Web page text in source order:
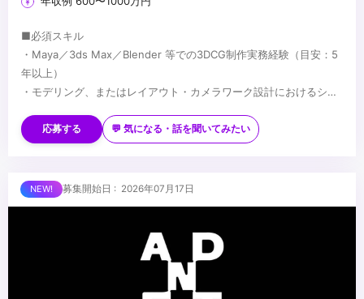
■必須スキル
・Maya／3ds Max／Blender 等での3DCG制作実務経験（目安：5
年以上）
・モデリング、またはレイアウト・カメラワーク設計におけるシニ
・映像制作パイプラインの理解
・長編映像・ハイエンドCG・没入型コンテンツでの実務経験
・Houdini／Geometry Nodes 等を用いたプロシージャルワークフ
・Unreal Engine／Unity 等のリアルタイムエンジン使用経験
...
応募する 💬 気になる・話を聞いてみたい
募集開始日 : 2026年07月17日